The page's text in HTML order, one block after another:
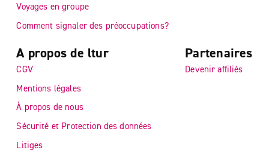
Voyages en groupe
Comment signaler des préoccupations?
A propos de ltur
CGV
Mentions légales
À propos de nous
Sécurité et Protection des données
Litiges
Partenaires
Devenir affiliés